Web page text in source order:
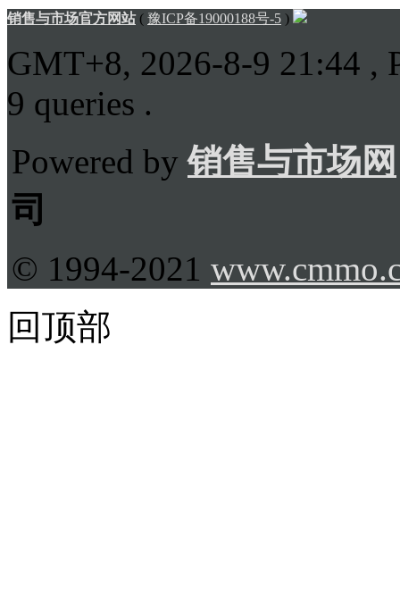
销售与市场官方网站( 豫ICP备19000188号-5 )
GMT+8, 2026-8-9 21:44 ,
9 queries .
Powered by销售与市场网
司
© 1994-2021
回顶部